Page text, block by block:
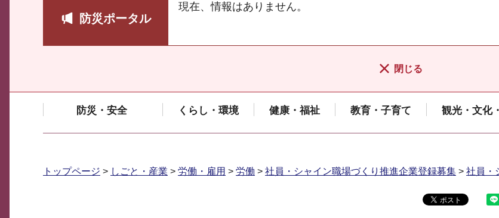
防災ポータル
現在、情報はありません。
閉じる
防災・安全 くらし・環境 健康・福祉 教育・子育て 観光・文化
トップページ > しごと・産業 > 労働・雇用 > 労働 > 社員・シャイン職場づくり推進企業登録募集 > 社員・